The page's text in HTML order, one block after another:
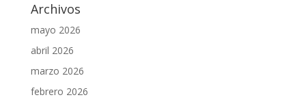
Archivos
mayo 2026
abril 2026
marzo 2026
febrero 2026